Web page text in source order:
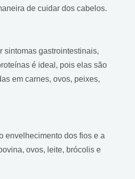
de cuidar dos cabelos.
sintomas gastrointestinais,
é ideal, pois elas são
em carnes, ovos, peixes,
envelhecimento dos fios e a
ovos, leite, brócolis e